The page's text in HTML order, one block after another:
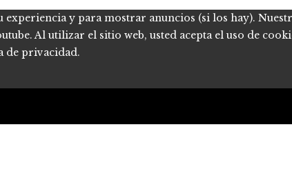
y para mostrar anuncios (si los hay).
Al utilizar el sitio web, usted acepta el uso de
de privacidad.